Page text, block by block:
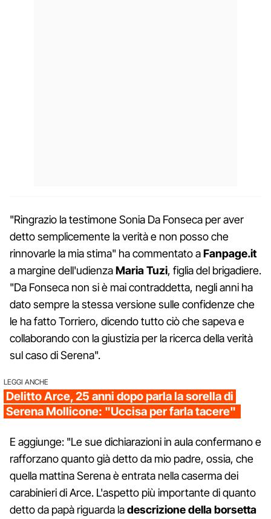
"Ringrazio la testimone Sonia Da Fonseca per aver
detto semplicemente la verità e non posso che
rinnovarle la mia stima" ha commentato aFanpage.it
a margine dell'udienzaMaria Tuzi, figlia del brigadiere.
"Da Fonseca non si è mai contraddetta, negli anni ha
dato sempre la stessa versione sulle confidenze che
le ha fatto Torriero, dicendo tutto ciò che sapeva e
collaborando con la giustizia per la ricerca della verità
sul caso di Serena".
LEGGI ANCHE
Delitto Arce, 25 anni dopo parla la sorella di
Serena Mollicone: "Uccisa per farla tacere"
E aggiunge: "Le sue dichiarazioni in aula confermano e
rafforzano quanto già detto da mio padre, ossia, che
quella mattina Serena è entrata nella caserma dei
carabinieri di Arce. L'aspetto più importante di quanto
detto da papà riguarda ladescrizione della borsetta